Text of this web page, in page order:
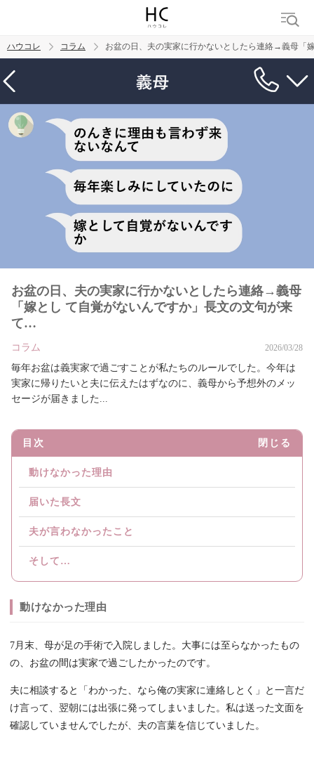
トレンド ワード
男ウケ NG行動
ハウコレ コラム お盆の日、夫の実家に行かないとしたら連絡→義母「
お盆の日、夫の実家に行かないとしたら連絡→義母
「嫁とし て自覚がないんですか」長文の文句が来
て…
コラム 2026/03/28
毎年お盆は義実家で過ごすことが私たちのルールでした。今年は
実家に帰りたいと夫に伝えたはずなのに、義母から予想外のメッ
セージが届きました...
目次 閉じる
動けなかった理由
届いた長文
夫が言わなかったこと
そして…
動けなかった理由
7月末、母が足の手術で入院しました。大事には至らなかったもの
の、お盆の間は実家で過ごしたかったのです。
夫に相談すると「わかった、なら俺の実家に連絡しとく」と一言だ
け言って、翌朝には出張に発ってしまいました。私は送った文面を
確認していませんでしたが、夫の言葉を信じていました。